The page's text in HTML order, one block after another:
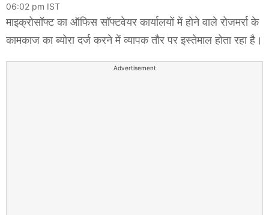
06:02 pm IST
माइक्रोसॉफ्ट का ऑफिस सॉफ्टवेयर कार्यालयों में होने वाले रोजमर्रा के
कामकाज का ब्योरा दर्ज करने में व्यापक तौर पर इस्तेमाल होता रहा है।
Advertisement